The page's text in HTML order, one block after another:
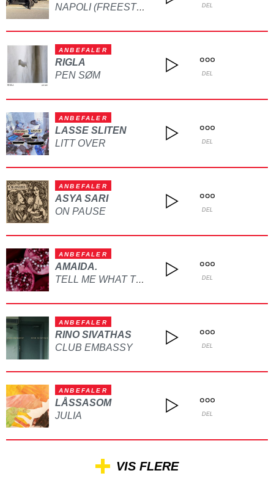
NAPOLI (FREESTYLE) DEL
ANBEFALER
RIGLA
PEN SØM
DEL
ANBEFALER
LASSE SLITEN
LITT OVER
DEL
ANBEFALER
ASYA SARI
ON PAUSE
DEL
ANBEFALER
AMAIDA.
TELL ME WHAT TO DO DEL
ANBEFALER
RINO SIVATHAS
CLUB EMBASSY
DEL
ANBEFALER
LÅSSASOM
JULIA
DEL
VIS FLERE